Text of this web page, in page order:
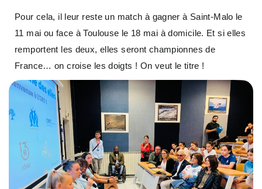
Pour cela, il leur reste un match à gagner à Saint-Malo le
11 mai ou face à Toulouse le 18 mai à domicile. Et si elles
remportent les deux, elles seront championnes de
France… on croise les doigts ! On veut le titre !